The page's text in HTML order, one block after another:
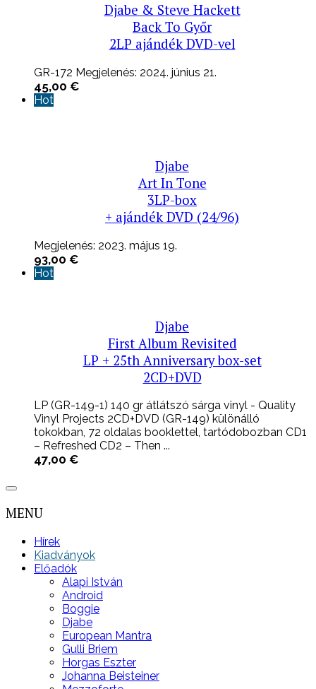
Djabe & Steve Hackett
Back To Győr
2LP ajándék DVD-vel
GR-172 Megjelenés: 2024. június 21.
45,00 €
Hot
Djabe
Art In Tone
3LP-box
+ ajándék DVD (24/96)
Megjelenés: 2023. május 19.
93,00 €
Hot
Djabe
First Album Revisited
LP + 25th Anniversary box-set
2CD+DVD
LP (GR-149-1) 140 gr átlátszó sárga vinyl - Quality
Vinyl Projects 2CD+DVD (GR-149) különálló
tokokban, 72 oldalas booklettel, tartódobozban CD1
– Refreshed CD2 – Then ...
47,00 €
MENU
Hírek
Kiadványok
Előadók
Alapi István
Android
Boggie
Djabe
European Mantra
Gulli Briem
Horgas Eszter
Johanna Beisteiner